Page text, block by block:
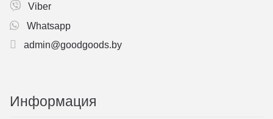
Viber
Whatsapp
admin@goodgoods.by
Информация